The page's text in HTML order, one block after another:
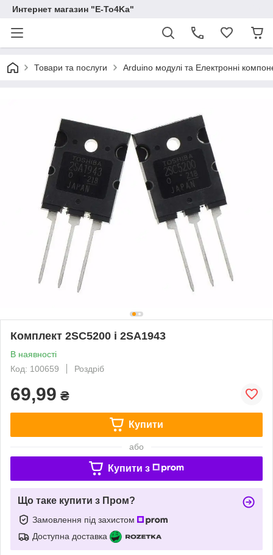
Интернет магазин "E-To4Ka"
Товари та послуги Arduino модулі та Електронні
Комплект 2SC5200 і 2SA1943
В наявності
Код: 100659
Роздріб
69,99 ₴
Купити
або
Купити з
Що таке купити з Пром?
Замовлення під захистом
Доступна доставка